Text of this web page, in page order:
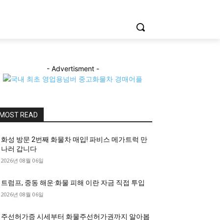
- Advertisment -
READ
화성 방문 2번째 화물차 매입! 파비스 메가트럭 만
나러 갑니다
2026년 08월 06일
트럼프, 중동 해운·화물 피해 이란 자금 직접 투입
2026년 08월 06일
주선허가증 시세부터 화물주선허가권까지 알아봅